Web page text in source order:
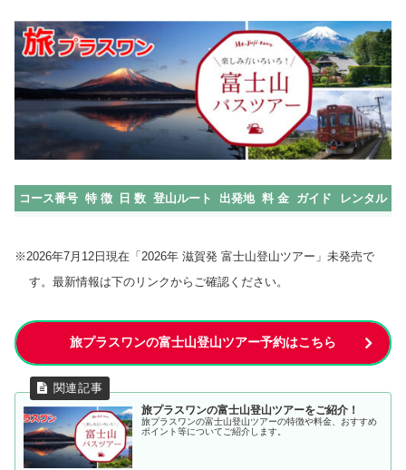
コース番号 特 徴 日 数 登山ルート 出発地 料 金 ガイド レンタル
※2026年7月12日現在「2026年 滋賀発 富士山登山ツアー」未発売で
す。最新情報は下のリンクからご確認ください。
旅プラスワンの富士山登山ツアー予約はこちら
旅プラスワンの富士山登山ツアーをご紹介！
旅プラスワンの富士山登山ツアーの特徴や料金、おすすめ
ポイント等についてご紹介します。